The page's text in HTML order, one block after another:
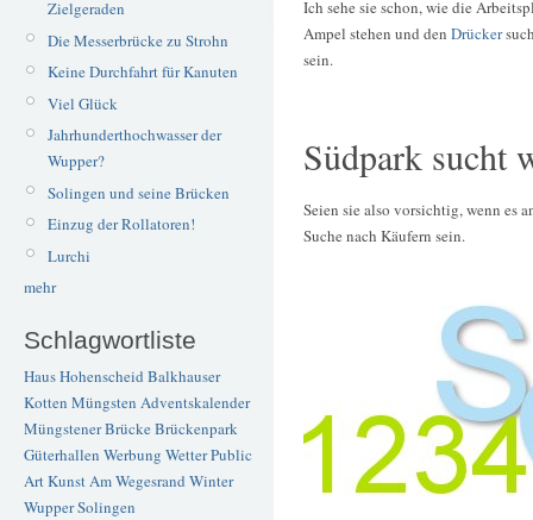
Zielgeraden
Die Messerbrücke zu Strohn
Keine Durchfahrt für Kanuten
Viel Glück
Jahrhunderthochwasser der
Wupper?
Solingen und seine Brücken
Einzug der Rollatoren!
Lurchi
mehr
Schlagwortliste
Haus Hohenscheid Balkhauser
Kotten Müngsten Adventskalender
Müngstener BrückeBrückenpark
Güterhallen Werbung WetterPublic
ArtKunstAm Wegesrand Winter
WupperSolingen
Ich sehe sie schon, wie die
Ampel stehen und den Drücker
sein.
Südpark sucht
Seien sie also vorsichtig, wenn es
Suche nach Käufern sein.